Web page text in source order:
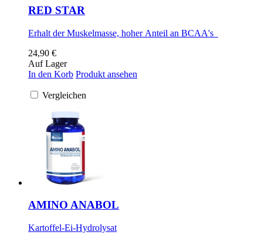
RED STAR
Erhalt der Muskelmasse, hoher Anteil an BCAA's
24,90 €
Auf Lager
In den Korb Produkt ansehen
Vergleichen
AMINO ANABOL
Kartoffel-Ei-Hydrolysat